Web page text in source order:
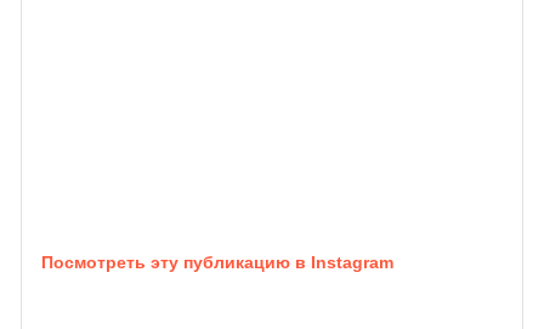
Посмотреть эту публикацию в Instagram